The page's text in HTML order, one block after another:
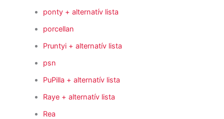
ponty + alternatív lista
porcellan
Pruntyi + alternatív lista
psn
PuPilla + alternatív lista
Raye + alternatív lista
Rea